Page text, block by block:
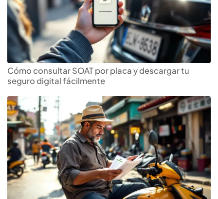
Cómo consultar SOAT por placa y descargar tu
seguro digital fácilmente